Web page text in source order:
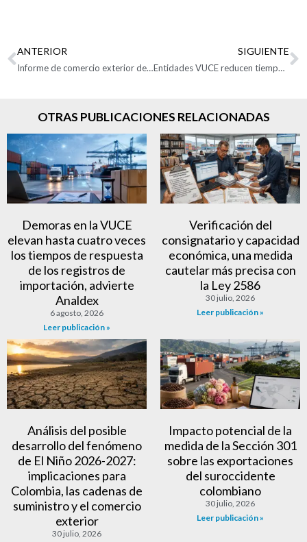
ANTERIOR
Informe de comercio exterior de Zonas Francas enero a julio del 2021
SIGUIENTE
Entidades VUCE reducen tiempos de respuesta a solicitudes por importaciones
OTRAS PUBLICACIONES RELACIONADAS
Demoras en la VUCE
elevan hasta cuatro veces
los tiempos de respuesta
de los registros de
importación, advierte
Analdex
6 agosto, 2026
Leer publicación »
Verificación del
consignatario y capacidad
económica, una medida
cautelar más precisa con
la Ley 2586
30 julio, 2026
Leer publicación »
Análisis del posible
desarrollo del fenómeno
de El Niño 2026-2027:
implicaciones para
Colombia, las cadenas de
suministro y el comercio
exterior
30 julio, 2026
Impacto potencial de la
medida de la Sección 301
sobre las exportaciones
del suroccidente
colombiano
30 julio, 2026
Leer publicación »